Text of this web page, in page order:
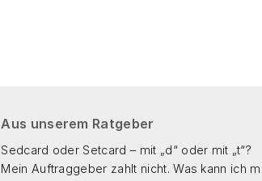
Aus unserem Ratgeber
Sedcard oder Setcard – mit „d“ oder mit „t“?
Mein Auftraggeber zahlt nicht. Was kann ich